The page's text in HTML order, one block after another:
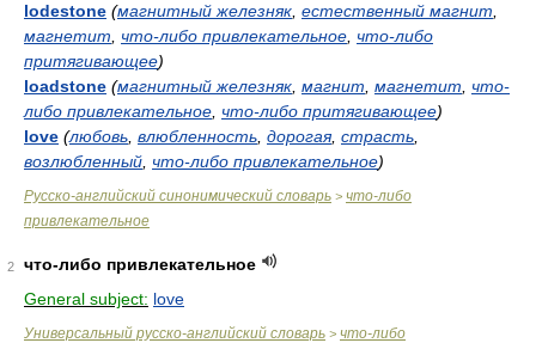
lodestone (магнитный железняк естественный магнит
магнетит
что-либо привлекательное что-либо
притягивающее)
loadstone (магнитный железняк магнит магнетит
что-
либо привлекательное что-либо притягивающее)
love (любовь влюбленность дорогая, страсть
возлюбленный что-либо привлекательное)
Русско-английский синонимический словарь > что-либо
привлекательное
2
что-либо привлекательное
General subject: love
Универсальный русско-английский словарь > что-либо